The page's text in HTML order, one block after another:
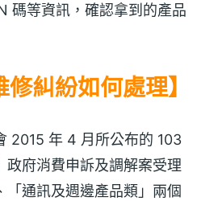
碼等資訊，確認拿到的產品
修糾紛如何處理】
2015 年 4 月所公布的 103
政府消費申訴及調解案受理
通訊及週邊產品類」兩個